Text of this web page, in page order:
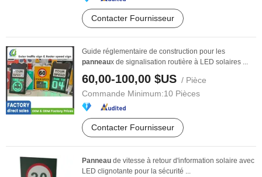
Contacter Fournisseur
Guide réglementaire de construction pour les
panneaux de signalisation routière à LED solaires ...
60,00-100,00 $US / Pièce
Commande Minimum:10 Pièces
Contacter Fournisseur
Panneau de vitesse à retour d'information solaire avec
LED clignotante pour la sécurité ...